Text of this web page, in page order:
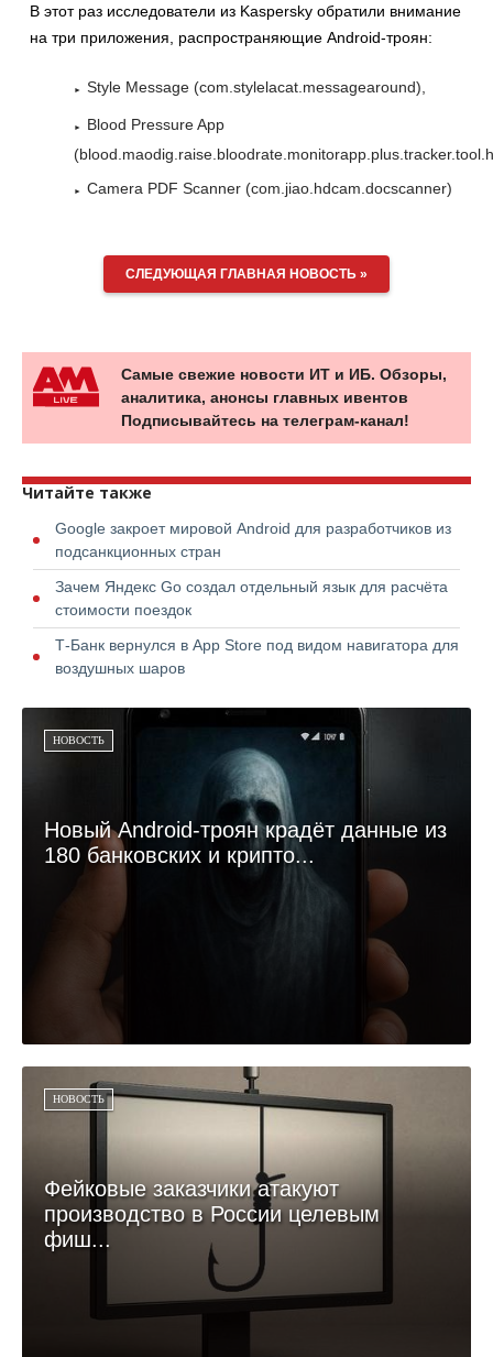
В этот раз исследователи из Kaspersky обратили внимание
на три приложения, распространяющие Android-троян:
Style Message (com.stylelacat.messagearound),
Blood Pressure App
Camera PDF Scanner (com.jiao.hdcam.docscanner)
СЛЕДУЮЩАЯ ГЛАВНАЯ НОВОСТЬ »
Самые свежие новости ИТ и ИБ. Обзоры,
аналитика, анонсы главных ивентов
Подписывайтесь на телеграм-канал!
Читайте также
Google закроет мировой Android для разработчиков из
подсанкционных стран
Зачем Яндекс Go создал отдельный язык для расчёта
стоимости поездок
Т-Банк вернулся в App Store под видом навигатора для
воздушных шаров
НОВОСТЬ
Новый Android-троян крадёт данные из
180 банковских и крипто...
НОВОСТЬ
Фейковые заказчики атакуют
производство в России целевым
фиш...